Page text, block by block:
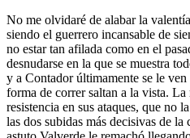
No me olvidaré de alabar la
siendo el guerrero incansable de
no estar tan afilada como en el
desnudarse en la que se muestra
y a Contador últimamente se le ven
forma de correr saltan a la vista. La
resistencia en sus ataques, que no
las dos subidas más decisivas de